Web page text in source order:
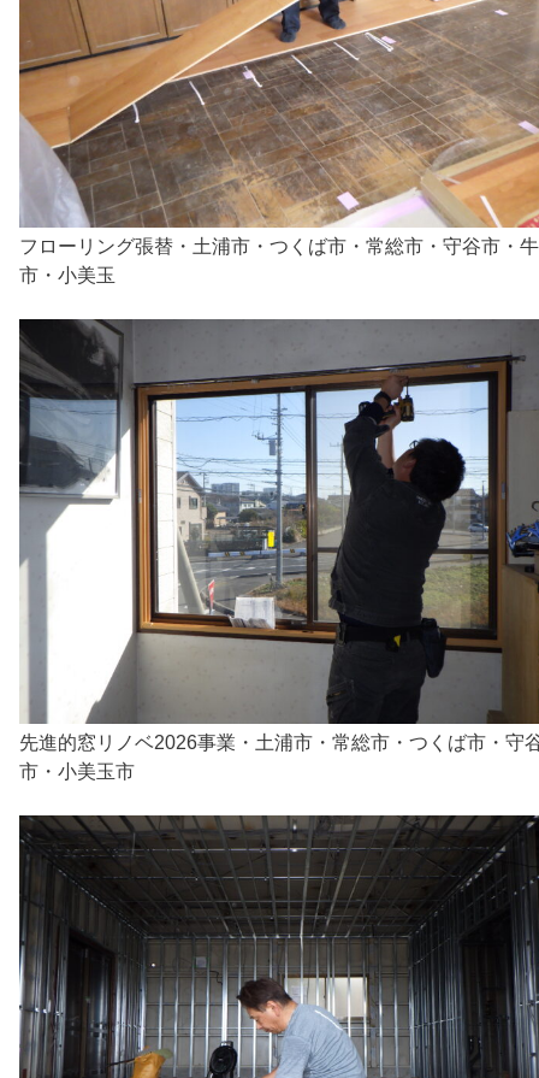
フローリング張替・土浦市・つくば市・常総市・守谷市・
市・小美玉
先進的窓リノベ2026事業・土浦市・常総市・つくば市・守
市・小美玉市